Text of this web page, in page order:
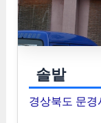
솔밭
경상북도 문